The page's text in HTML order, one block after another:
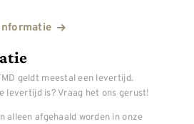
geldt meestal een levertijd.
levertijd is? Vraag het ons gerust!
alleen afgehaald worden in onze